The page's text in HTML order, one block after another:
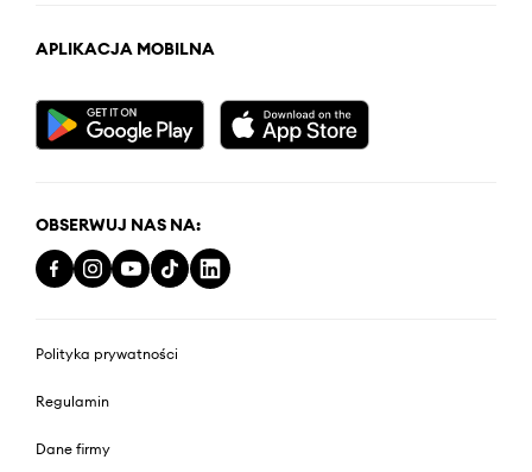
APLIKACJA MOBILNA
OBSERWUJ NAS NA:
Polityka prywatności
Regulamin
Dane firmy